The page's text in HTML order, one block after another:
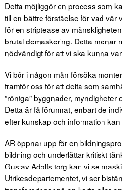
Detta möjliggör en process som
till en bättre förståelse för vad vår
för en striptease av
brutal demaskering. Detta menar
nödvändigt för att vi ska kunna
Vi bör i någon mån försöka
framför oss för att delta som
”röntga” byggnader, myndigheter
Detta är få förunnat, enbart de
efter kunskap och information
AR öppnar upp för en
bildning och underlättar kritiskt
Gustav Adolfs torg kan vi se
Utrikesdepartementet, vi ser